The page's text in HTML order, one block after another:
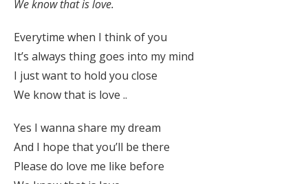
We know that is love.
Everytime when I think of you
It’s always thing goes into my mind
I just want to hold you close
We know that is love ..
Yes I wanna share my dream
And I hope that you’ll be there
Please do love me like before